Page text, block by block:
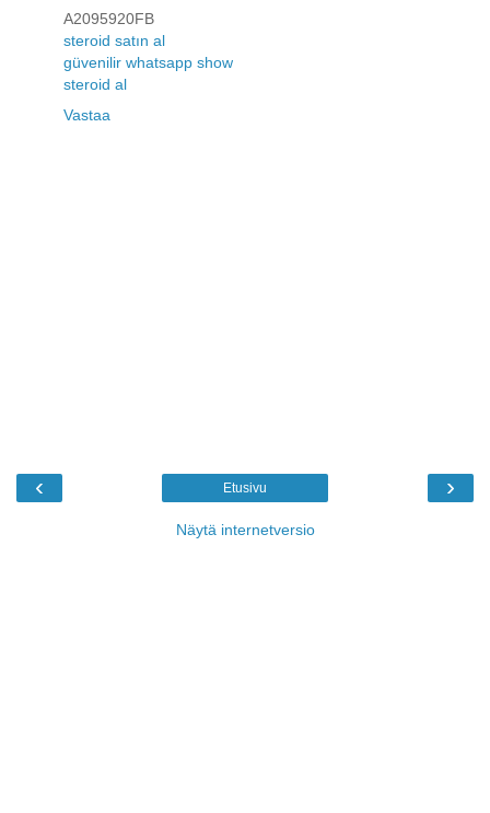
A2095920FB
steroid satın al
güvenilir whatsapp show
steroid al
Vastaa
‹ ›
Etusivu
Näytä internetversio